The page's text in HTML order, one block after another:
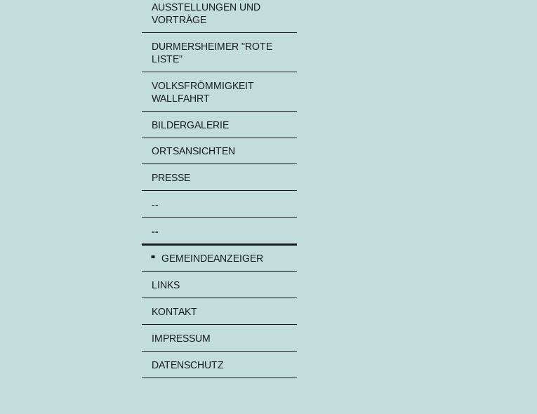
AUSSTELLUNGEN UND
VORTRÄGE
DURMERSHEIMER "ROTE
LISTE"
VOLKSFRÖMMIGKEIT
WALLFAHRT
BILDERGALERIE
ORTSANSICHTEN
PRESSE
--
--
GEMEINDEANZEIGER
LINKS
KONTAKT
IMPRESSUM
DATENSCHUTZ